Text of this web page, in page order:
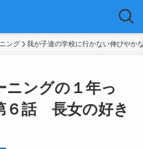
ング 我が子達の学校に行かない伸びやか
ニングの１年っ
６話 長女の好き